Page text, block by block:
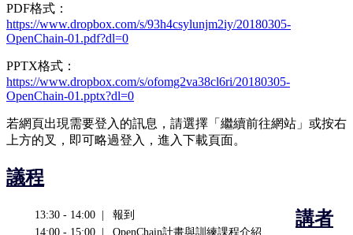
PDF格式：
https://www.dropbox.com/s/93h4csylunjm2iy/20180305-
OpenChain-01.pdf?dl=0
PPTX格式：
https://www.dropbox.com/s/ofomg2va38cl6ri/20180305-
OpenChain-01.pptx?dl=0
若網頁出現需要登入的訊息，請選擇「繼續前往網站」或按右
上方的叉，即可略過登入，進入下載頁面。
議程
13:30 - 14:00 |
報到
14:00 - 15:00 |
OpenChain計畫與訓練課程介紹
講者